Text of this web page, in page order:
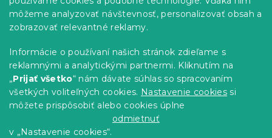
môžeme analyzovať návštevnosť, personalizovať obsah a
zobrazovať relevantné reklamy.
Informácie o používaní našich stránok zdieľame s
reklamnými a analytickými partnermi. Kliknutím na
„Prijať všetko“ nám dávate súhlas so spracovaním
všetkých voliteľných cookies. Nastavenie cookies si
môžete prispôsobiť alebo cookies úplne
odmietnuť
v „Nastavenie cookies“.
Skladom (>10 ks)
113.80 € Do Košíka
-10 % s kódom:
BTS10